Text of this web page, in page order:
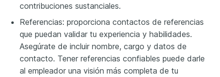
contribuciones sustanciales.
Referencias: proporciona contactos de referencias
que puedan validar tu experiencia y habilidades.
Asegúrate de incluir nombre, cargo y datos de
contacto. Tener referencias confiables puede darle
al empleador una visión más completa de tu